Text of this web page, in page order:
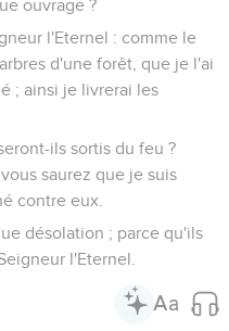
ouvrage ?
l'Eternel : comme le
d'une forêt, que je l'ai
; ainsi je livrerai les
ils sortis du feu ?
saurez que je suis
contre eux.
désolation ; parce qu'ils
l'Eternel.